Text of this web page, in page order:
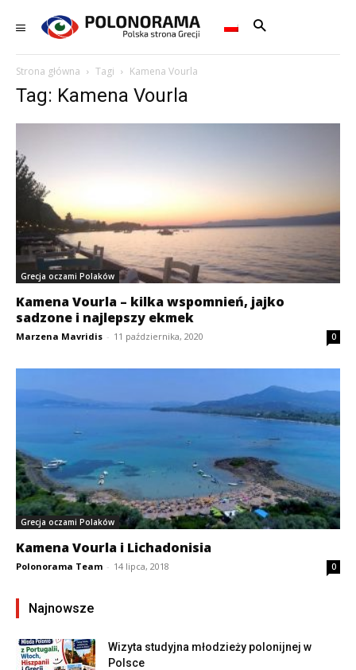
Strona główna Tagi Kamena Vourla
Tag: Kamena Vourla
Grecja oczami Polaków
Kamena Vourla – kilka wspomnień, jajko
sadzone i najlepszy ekmek
Marzena Mavridis - 11 października, 2020 0
Grecja oczami Polaków
Kamena Vourla i Lichadonisia
Polonorama Team - 14 lipca, 2018 0
Najnowsze
Wizyta studyjna młodzieży polonijnej w
Polsce